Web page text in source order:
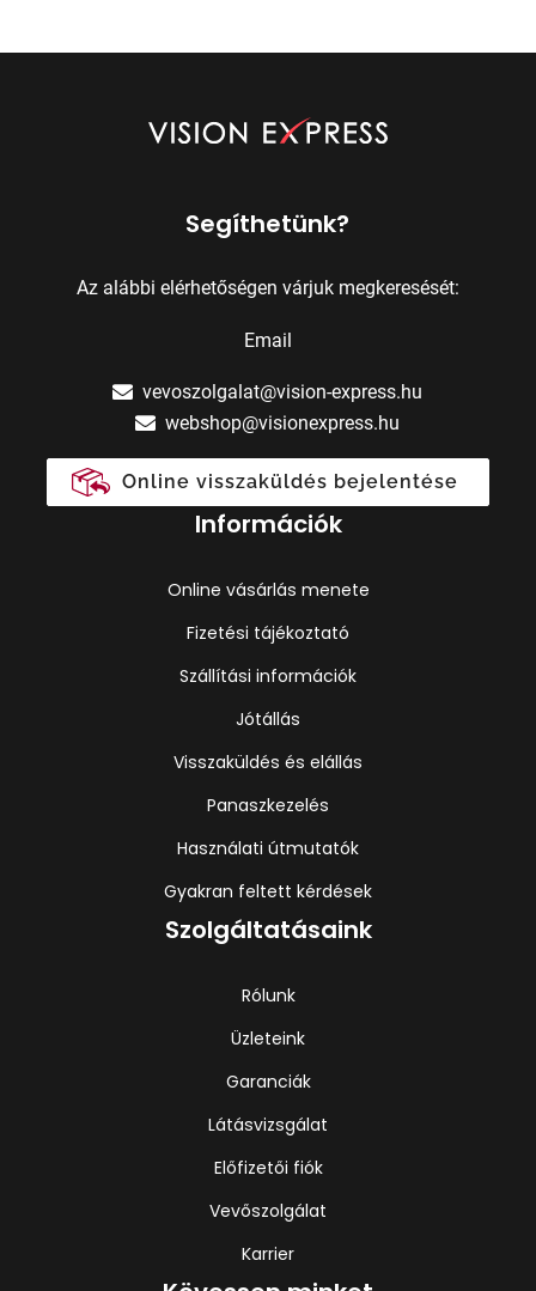
Segíthetünk?
Az alábbi elérhetőségen várjuk megkeresését:
Email
vevoszolgalat@vision-express.hu
webshop@visionexpress.hu
Online visszaküldés bejelentése
Információk
Online vásárlás menete
Fizetési tájékoztató
Szállítási információk
Jótállás
Visszaküldés és elállás
Panaszkezelés
Használati útmutatók
Gyakran feltett kérdések
Szolgáltatásaink
Rólunk
Üzleteink
Garanciák
Látásvizsgálat
Előfizetői fiók
Vevőszolgálat
Karrier